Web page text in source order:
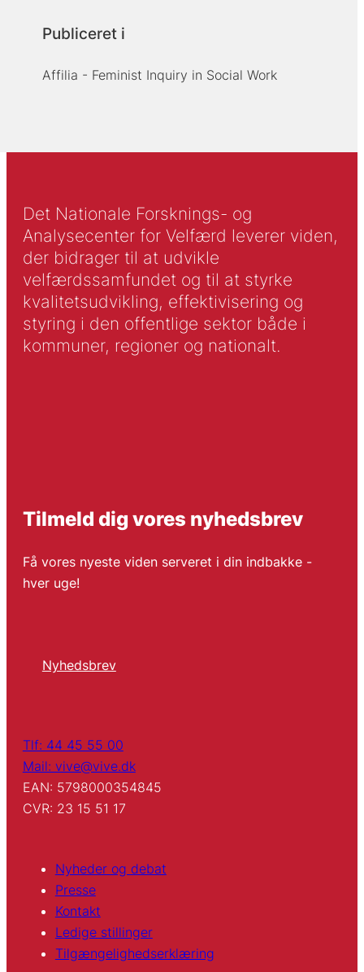
Publiceret i
Affilia - Feminist Inquiry in Social Work
Det Nationale Forsknings- og
Analysecenter for Velfærd leverer viden,
der bidrager til at udvikle
velfærdssamfundet og til at styrke
kvalitetsudvikling, effektivisering og
styring i den offentlige sektor både i
kommuner, regioner og nationalt.
Tilmeld dig vores nyhedsbrev
Få vores nyeste viden serveret i din indbakke -
hver uge!
Nyhedsbrev
Tlf: 44 45 55 00
Mail: vive@vive.dk
EAN: 5798000354845
CVR: 23 15 51 17
Nyheder og debat
Presse
Kontakt
Ledige stillinger
Tilgængelighedserklæring